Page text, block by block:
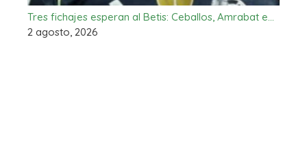
Tres fichajes esperan al Betis: Ceballos, Amrabat e…
2 agosto, 2026